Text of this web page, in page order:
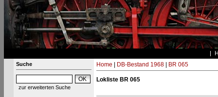
Suche
zur erweiterten Suche
Home DB-Bestand 1968| BR 065
Lokliste BR 065